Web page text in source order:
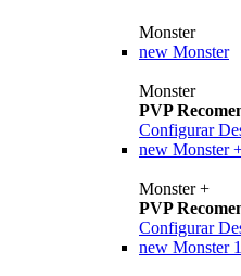
Monster
new Monster
Monster
PVP
Configurar
new Monster
Monster +
PVP
Configurar
new Monster